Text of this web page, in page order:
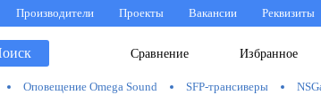
Производители Проекты Вакансии Реквизиты
Избранное
Сравнение
Оповещение Omega Sound SFP-трансиверы